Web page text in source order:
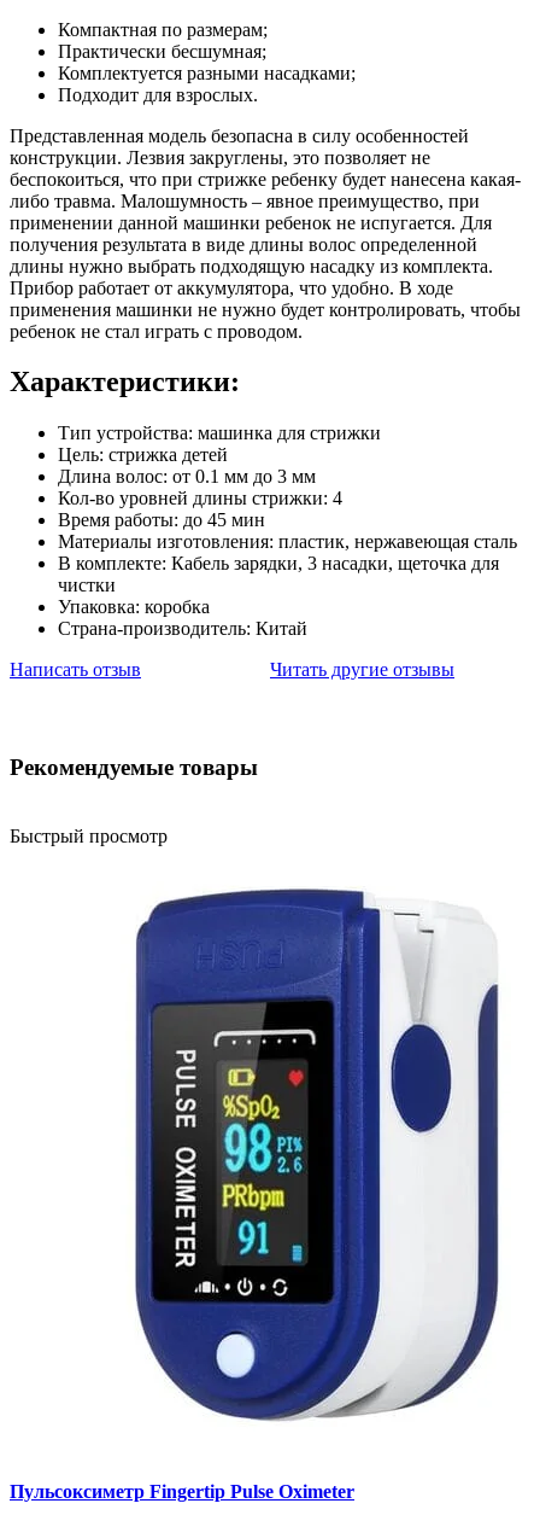
Компактная по размерам;
Практически бесшумная;
Комплектуется разными насадками;
Подходит для взрослых.
Представленная модель безопасна в силу особенностей
конструкции. Лезвия закруглены, это позволяет не
беспокоиться, что при стрижке ребенку будет нанесена какая-
либо травма. Малошумность – явное преимущество, при
применении данной машинки ребенок не испугается. Для
получения результата в виде длины волос определенной
длины нужно выбрать подходящую насадку из комплекта.
Прибор работает от аккумулятора, что удобно. В ходе
применения машинки не нужно будет контролировать, чтобы
ребенок не стал играть с проводом.
Характеристики:
Тип устройства: машинка для стрижки
Цель: стрижка детей
Длина волос: от 0.1 мм до 3 мм
Кол-во уровней длины стрижки: 4
Время работы: до 45 мин
Материалы изготовления: пластик, нержавеющая сталь
В комплекте: Кабель зарядки, 3 насадки, щеточка для
чистки
Упаковка: коробка
Страна-производитель: Китай
Написать отзыв
Читать другие отзывы
Рекомендуемые товары
Быстрый просмотр
Пульсоксиметр Fingertip Pulse Oximeter